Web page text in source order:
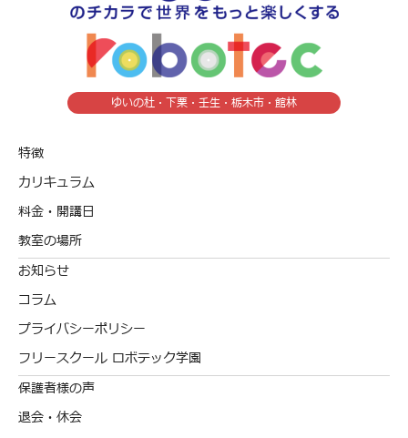
ゆいの杜・下栗・壬生・栃木市・館林
特徴
カリキュラム
料金・開講日
教室の場所
お知らせ
コラム
プライバシーポリシー
フリースクール ロボテック学園
保護者様の声
退会・休会